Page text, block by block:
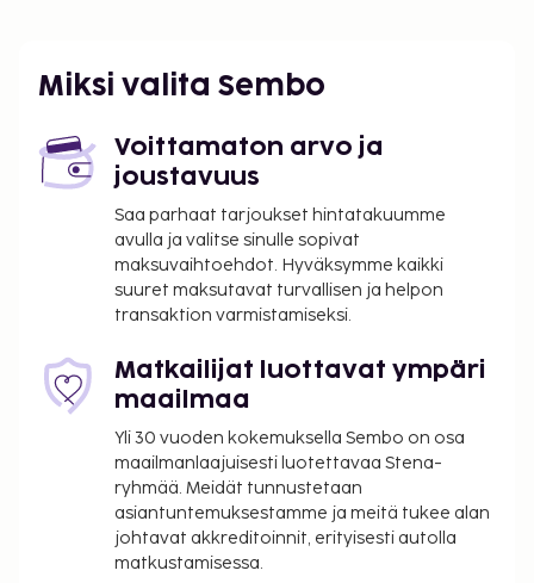
vastaanotto, kielitaitoinen henkilökunta ja
matkatavarasäilytys. Palveluihin kuuluu ilmainen
harrastuksiin/mukavuuksiin kuuluu vesipuisto
(lisämaksusta), sisäuima-allas ja sauna. Tämän
hotellin palveluihin kuuluu ilmainen langaton
internetyhteys, hääpalvelut ja yhteinen olohuone.
Hardangerfjord Hotel tarjoaa asiakkailleen
ravintolan. Hotellista löytyy 2 baaria, joissa voit
buffetaamiainen tarjoillaan arkipäivisin klo 7.00–
10.00 ja viikonloppuisin klo 7.30–10.30.
Aikainen sisäänkirjautuminen on saatavilla
lisämaksusta (saatavuuden mukaan)
Myöhäinen uloskirjautuminen on saatavilla
lisämaksusta (saatavuuden mukaan)
Yllä oleva luettelo ei ehkä kata kaikkea. Maksut ja
Miksi valita Sembo
Voittamaton arvo ja
joustavuus
Saa parhaat tarjoukset hintatakuumme
avulla ja valitse sinulle sopivat
maksuvaihtoehdot. Hyväksymme kaikki
suuret maksutavat turvallisen ja helpon
transaktion varmistamiseksi.
Matkailijat luottavat ympäri
maailmaa
Yli 30 vuoden kokemuksella Sembo on osa
maailmanlaajuisesti luotettavaa Stena-
ryhmää. Meidät tunnustetaan
asiantuntemuksestamme ja meitä tukee alan
johtavat akkreditoinnit, erityisesti autolla
matkustamisessa.